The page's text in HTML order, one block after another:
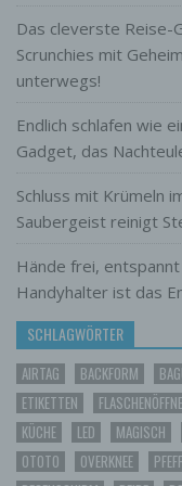
Das cleverste Reise-
Scrunchies mit
unterwegs!
Endlich schlafen wie
Gadget, das
Schluss mit Krümeln
Saubergeist reinigt
Hände frei, entspannt
Handyhalter ist das
SCHLAGWÖRTER
AIRTAG BACKFORM
ETIKETTEN
KÜCHE
LED MAGISCH
OTOTO
OVERKNEE
Löschen
ihre
e)
Profiling
werden,
die sich
beziehen,
Aspekte